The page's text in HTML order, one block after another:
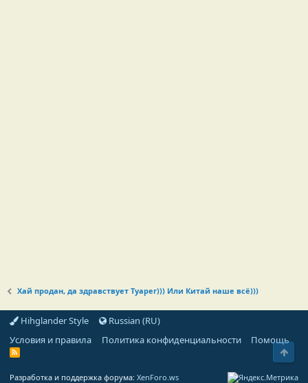
Хай продан, да здравствует Туарег))) Или Китай наше всё)))
Hihglander Style
Russian (RU)
Условия и правила
Политика конфиденциальности Помощь
R
Разработка и поддержка форума: XenForo.ws